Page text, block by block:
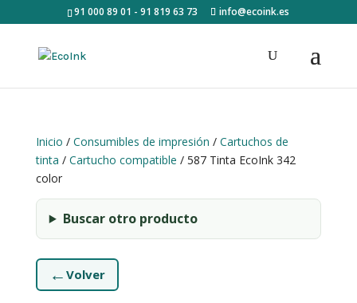
91 000 89 01 - 91 819 63 73 info@ecoink.es
Inicio / Consumibles de impresión / Cartuchos de
tinta / Cartucho compatible / 587 Tinta EcoInk 342
color
Buscar otro producto
← Volver